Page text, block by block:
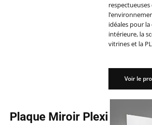
respectueuses
idéales pour
intérieure, la
vitrines et la
Voir le
Plaque Miroir Plexi